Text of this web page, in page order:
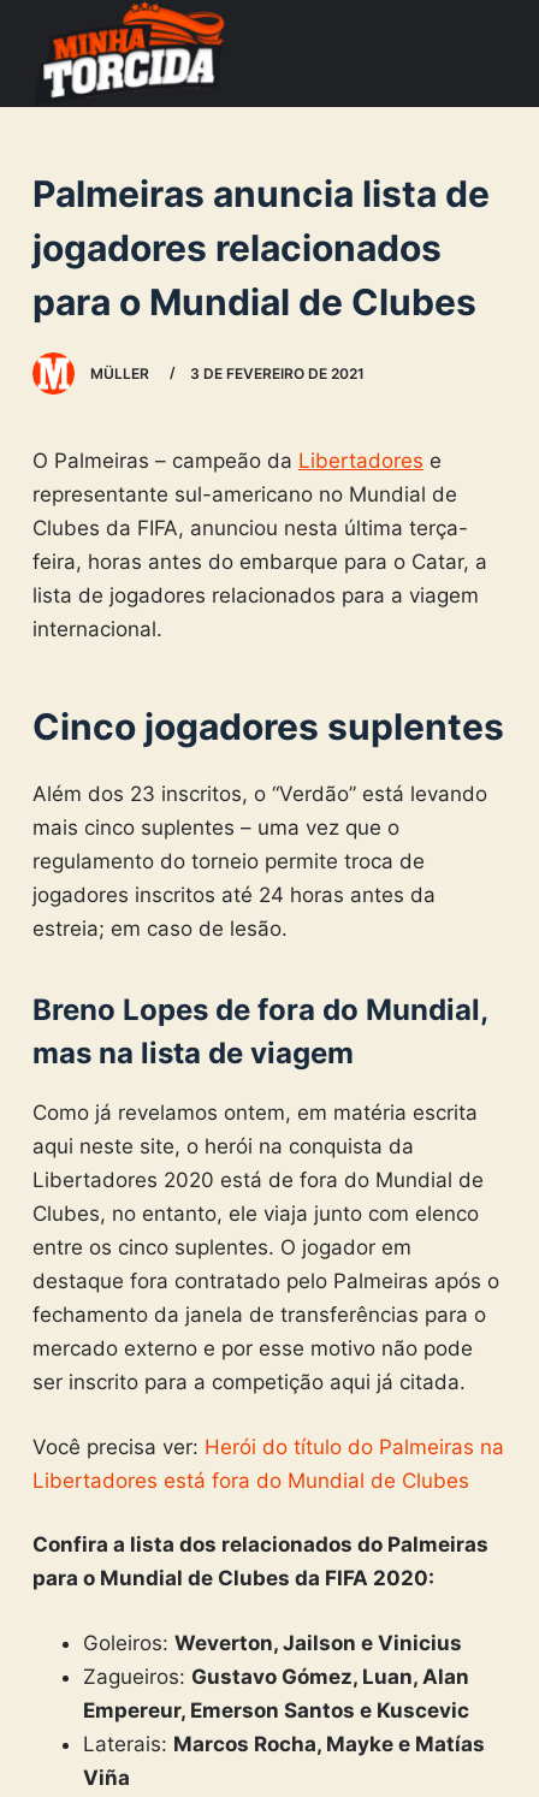
c
o
n
e
Palmeiras anuncia lista de
jogadores relacionados
para o Mundial de Clubes
MÜLLER 3 DE FEVEREIRO DE 2021
O Palmeiras – campeão da Libertadores e
representante sul-americano no Mundial de
Clubes da FIFA, anunciou nesta última terça-
feira, horas antes do embarque para o Catar, a
lista de jogadores relacionados para a viagem
internacional.
Cinco jogadores suplentes
Além dos 23 inscritos, o “Verdão” está levando
mais cinco suplentes – uma vez que o
regulamento do torneio permite troca de
jogadores inscritos até 24 horas antes da
estreia; em caso de lesão.
Breno Lopes de fora do Mundial,
mas na lista de viagem
Como já revelamos ontem, em matéria escrita
aqui neste site, o herói na conquista da
Libertadores 2020 está de fora do Mundial de
Clubes, no entanto, ele viaja junto com elenco
entre os cinco suplentes. O jogador em
destaque fora contratado pelo Palmeiras após o
fechamento da janela de transferências para o
mercado externo e por esse motivo não pode
ser inscrito para a competição aqui já citada.
Você precisa ver: Herói do título do Palmeiras na
Libertadores está fora do Mundial de Clubes
Confira a lista dos relacionados do Palmeiras
para o Mundial de Clubes da FIFA 2020:
Goleiros:Weverton, Jailson e Vinicius
Zagueiros: Gustavo Gómez, Luan, Alan
Empereur, Emerson Santos e Kuscevic
Laterais: Marcos Rocha, Mayke e Matías
Viña